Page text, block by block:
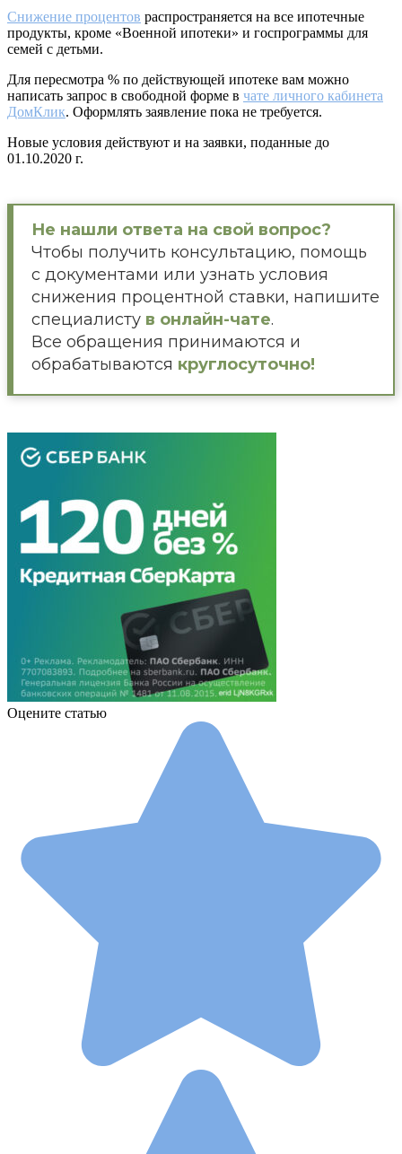
Снижение процентов распространяется на все ипотечные
продукты, кроме «Военной ипотеки» и госпрограммы для
семей с детьми.
Для пересмотра % по действующей ипотеке вам можно
написать запрос в свободной форме в чате личного кабинета
ДомКлик. Оформлять заявление пока не требуется.
Новые условия действуют и на заявки, поданные до
01.10.2020 г.
Не нашли ответа на свой вопрос?
Чтобы получить консультацию, помощь
с документами или узнать условия
снижения процентной ставки, напишите
специалисту в онлайн-чате.
Все обращения принимаются и
обрабатываются круглосуточно!
Оцените статью